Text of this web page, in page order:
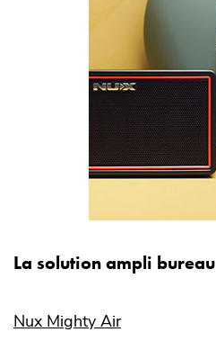
La solution ampli bureau
Nux Mighty Air